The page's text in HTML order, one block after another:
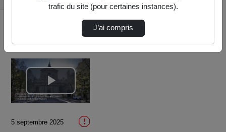
Lire
la
5 septembre 2025
trafic du site (pour certaines instances).
J’ai compris